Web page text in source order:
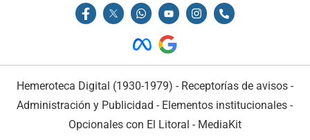
Hemeroteca Digital (1930-1979) - Receptorías de avisos -
Administración y Publicidad - Elementos institucionales -
Opcionales con El Litoral - MediaKit